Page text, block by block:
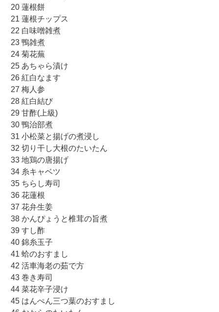
20 蓮根餅
21 蓮根チップス
22 白味噌雑煮
23 鴨雑煮
24 菊花蕪
25 あちゃら漬け
26 紅白なます
27 梅人参
28 紅白結び
29 甘酢(上級)
30 鴨治部煮
31 小松菜と揚げの煮浸し
32 切り干し大根のたいたん
33 地鶏の唐揚げ
34 糸キャベツ
35 ちらし寿司
36 花蓮根
37 花弁生姜
38 かんぴょうと椎茸の旨煮
39 すし酢
40 錦糸玉子
41 蛤のおすまし
42 活車海老の茹で方
43 巻き寿司
44 菜花辛子浸け
45 はんぺん三つ葉のおすまし